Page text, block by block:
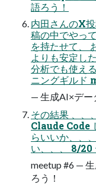
語ろう！
内田さんのX
稿の中でやっ
を持たせて、
よりも安定し
分析でも使え
ニングギルド
— 生成AI×デー
その結果 、、
Claude Code
らいいか、、
い、、、 8/20
meetup #6 —
ろう！